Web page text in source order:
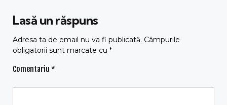
Lasă un răspuns
Adresa ta de email nu va fi publicată. Câmpurile
obligatorii sunt marcate cu *
Comentariu *